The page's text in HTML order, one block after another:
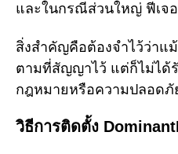
และในกรณีส่วนใหญ่ ฟีเจอ
สิ่งสำคัญคือต้องจำไว้ว่าแ
ตามที่สัญญาไว้ แต่ก็ไม่ได้
กฎหมายหรือความปลอด
วิธีการติดตั้ง